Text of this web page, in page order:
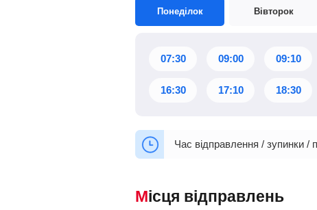
Понеділок Вівторок
07:30 09:00 09:10
16:30 17:10 18:30
Час відправлення / зупинки /
Місця відправлень